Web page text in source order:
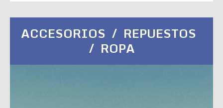
ACCESORIOS / REPUESTOS
/ ROPA